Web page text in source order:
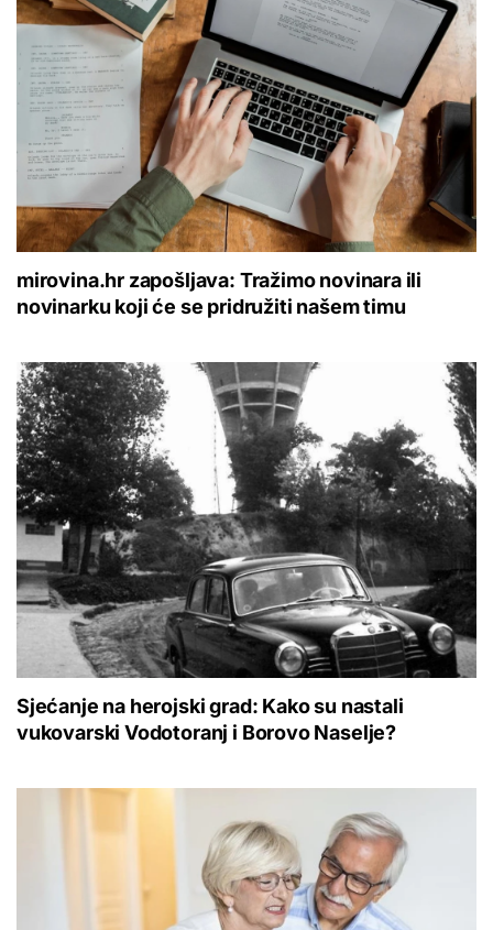
mirovina.hr zapošljava: Tražimo novinara ili
novinarku koji će se pridružiti našem timu
Sjećanje na herojski grad: Kako su nastali
vukovarski Vodotoranj i Borovo Naselje?